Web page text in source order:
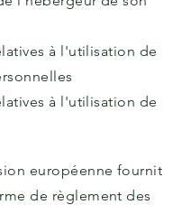
à l'utilisation de
à l'utilisation de
européenne fournit
de règlement des